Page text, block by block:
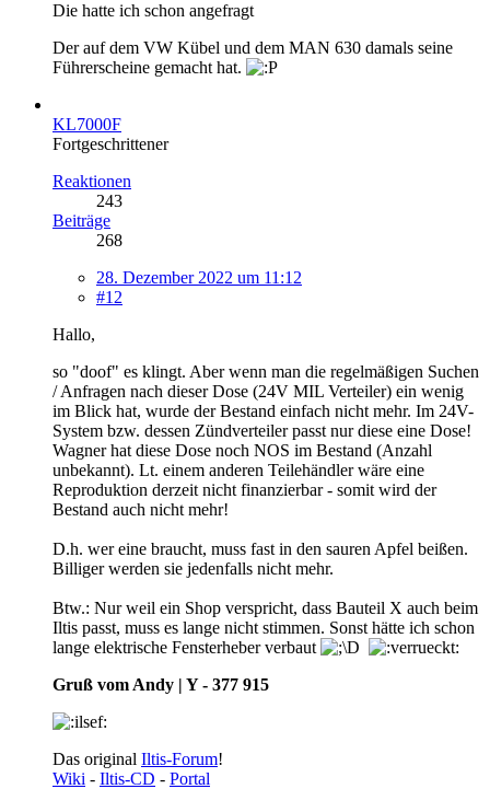
Die hatte ich schon angefragt
Der auf dem VW Kübel und dem MAN 630 damals seine
Führerscheine gemacht hat.
KL7000F
Fortgeschrittener
Reaktionen
243
Beiträge
268
28. Dezember 2022 um 11:12
#12
Hallo,
so "doof" es klingt. Aber wenn man die regelmäßigen Suchen
/ Anfragen nach dieser Dose (24V MIL Verteiler) ein wenig
im Blick hat, wurde der Bestand einfach nicht mehr. Im 24V-
System bzw. dessen Zündverteiler passt nur diese eine Dose!
Wagner hat diese Dose noch NOS im Bestand (Anzahl
unbekannt). Lt. einem anderen Teilehändler wäre eine
Reproduktion derzeit nicht finanzierbar - somit wird der
Bestand auch nicht mehr!
D.h. wer eine braucht, muss fast in den sauren Apfel beißen.
Billiger werden sie jedenfalls nicht mehr.
Btw.: Nur weil ein Shop verspricht, dass Bauteil X auch beim
Iltis passt, muss es lange nicht stimmen. Sonst hätte ich schon
lange elektrische Fensterheber verbaut
Gruß vom Andy | Y - 377 915
Das original Iltis-Forum!
Wiki - Iltis-CD - Portal